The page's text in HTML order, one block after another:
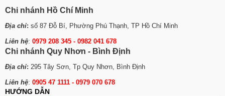
Chi nhánh Hồ Chí Minh
Địa chỉ: số 87 Đỗ Bí, Phường Phú Thạnh, TP Hồ Chí Minh
Liên hệ: 0979 208 345 - 0982 041 678
Chi nhánh Quy Nhơn - Bình Định
Địa chỉ: 295 Tây Sơn, Tp Quy Nhơn, Bình Định
Liên hệ: 0905 47 1111 - 0979 070 678
HƯỚNG DẪN